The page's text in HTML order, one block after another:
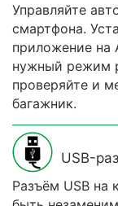
Управляйте
смартфона.
приложение на
нужный режим
проверяйте и
багажник.
USB-
Разъём USB на